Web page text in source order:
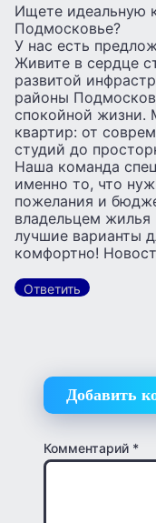
Ищете идеальную
Подмосковье?
У нас есть
Живите в сердце
развитой
районы
спокойной жизни.
квартир: от
студий до
Наша команда
именно то, что
пожелания и
владельцем
лучшие варианты
комфортно!
Ответить
Добавить
Комментарий *